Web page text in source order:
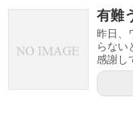
有難
昨日、
らない
感謝し